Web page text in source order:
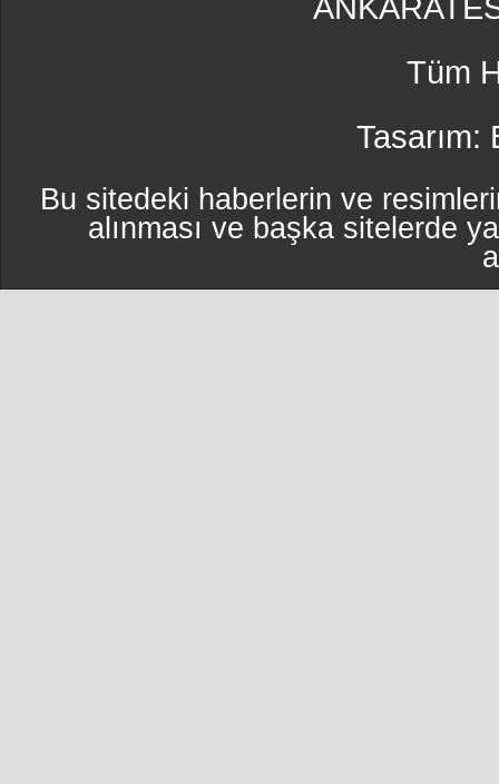
Tüm
Tasarım:
Bu sitedeki haberlerin ve
alınması ve başka sitelerde